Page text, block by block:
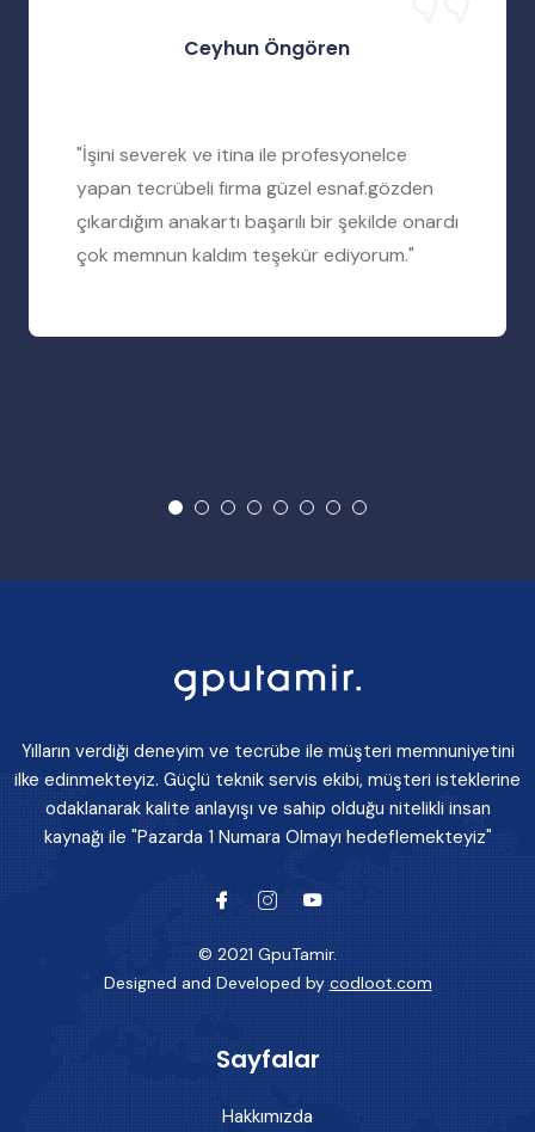
Ceyhun Öngören
"İşini severek ve itina ile profesyonelce
yapan tecrübeli firma güzel esnaf.gözden
çıkardığım anakartı başarılı bir şekilde onardı
çok memnun kaldım teşekür ediyorum."
Yılların verdiği deneyim ve tecrübe ile müşteri memnuniyetini
ilke edinmekteyiz. Güçlü teknik servis ekibi, müşteri isteklerine
odaklanarak kalite anlayışı ve sahip olduğu nitelikli insan
kaynağı ile "Pazarda 1 Numara Olmayı hedeflemekteyiz"
© 2021 GpuTamir.
Designed and Developed by codloot.com
Sayfalar
Hakkımızda